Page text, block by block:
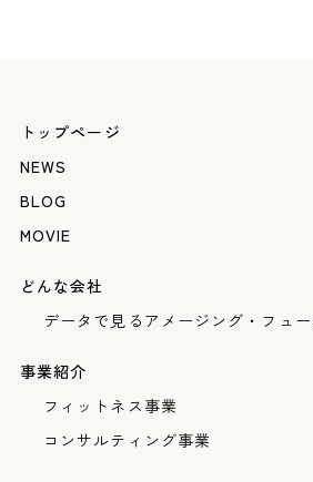
トップページ
NEWS
BLOG
MOVIE
どんな会社
データで見るアメージング・フュ
事業紹介
フィットネス事業
コンサルティング事業